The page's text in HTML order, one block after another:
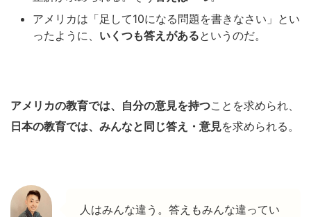
アメリカは「足して10になる問題を書きなさい」とい
ったように、 いくつも答えがあるというのだ。
アメリカの教育では、自分の意見を持つことを求められ、
日本の教育では、みんなと同じ答え・意見を求められる。
人はみんな違う。答えもみんな違ってい